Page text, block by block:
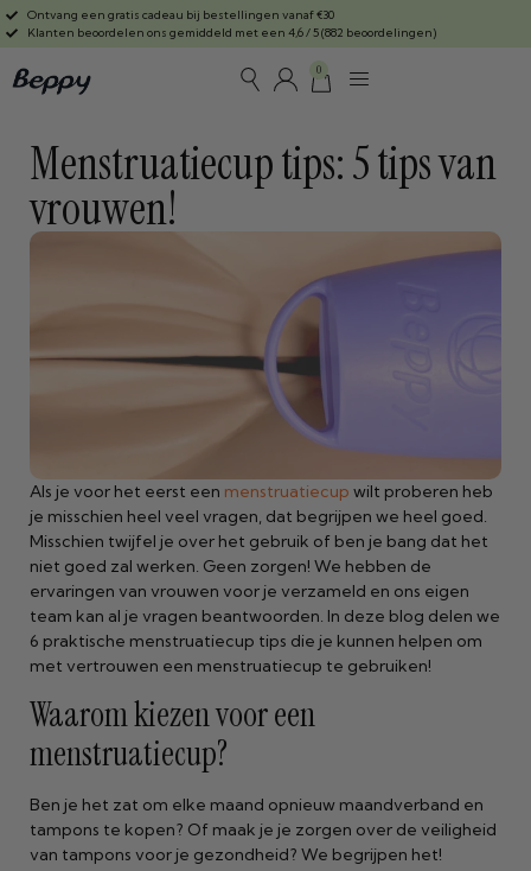
Ontvang een gratis cadeau bij bestellingen vanaf €30
Klanten beoordelen ons gemiddeld met een 4,6 / 5 (882 beoordelingen)
0
Menstruatiecup tips: 5 tips van
vrouwen!
Als je voor het eerst een menstruatiecup wilt proberen heb
je misschien heel veel vragen, dat begrijpen we heel goed.
Misschien twijfel je over het gebruik of ben je bang dat het
niet goed zal werken. Geen zorgen! We hebben de
ervaringen van vrouwen voor je verzameld en ons eigen
team kan al je vragen beantwoorden. In deze blog delen we
6 praktische menstruatiecup tips die je kunnen helpen om
met vertrouwen een menstruatiecup te gebruiken!
Waarom kiezen voor een
menstruatiecup?
Ben je het zat om elke maand opnieuw maandverband en
tampons te kopen? Of maak je je zorgen over de veiligheid
van tampons voor je gezondheid? We begrijpen het!